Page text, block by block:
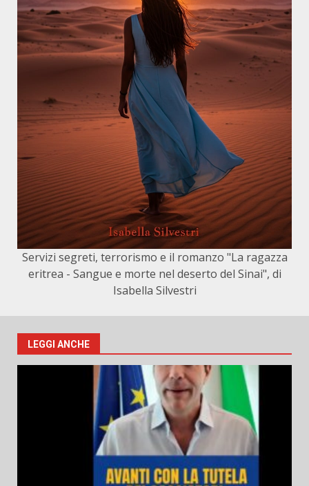
Servizi segreti, terrorismo e il romanzo "La ragazza
eritrea - Sangue e morte nel deserto del Sinai", di
Isabella Silvestri
LEGGI ANCHE